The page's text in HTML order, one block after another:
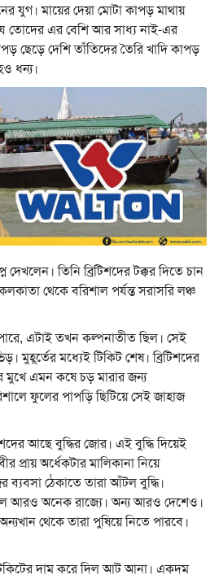
যুগ। মায়ের দেয়া মোটা কাপড় মাথায়
তোদের এর বেশি আর সাধ্য নাই-এর
ছেড়ে দেশি তাঁতিদের তৈরি খাদি কাপড়
ধন্য।
তিনি ব্রিটিশদের টক্কর দিতে চান
থেকে বরিশাল পর্যন্ত সরাসরি লঞ্চ
এটাই তখন কল্পনাতীত ছিল। সেই
মুহূর্তের মধ্যেই টিকিট শেষ। ব্রিটিশদের
মুখে এমন কষে চড় মারার জন্য
ফুলের পাপড়ি ছিটিয়ে সেই জাহাজ
আছে বুদ্ধির জোর। এই বুদ্ধি দিয়েই
প্রায় অর্ধেকটার মালিকানা নিয়ে
ব্যবসা ঠেকাতে তারা আঁটল বুদ্ধি।
আরও অনেক রাজ্যে। অন্য আরও দেশেও।
থেকে তারা পুষিয়ে নিতে পারবে।
দাম করে দিল আট আনা। একদম